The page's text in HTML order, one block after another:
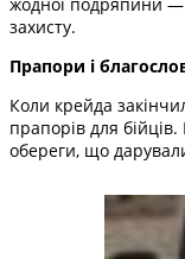
захисту.
Прапори і
Коли крейда
прапорів для
обереги, що